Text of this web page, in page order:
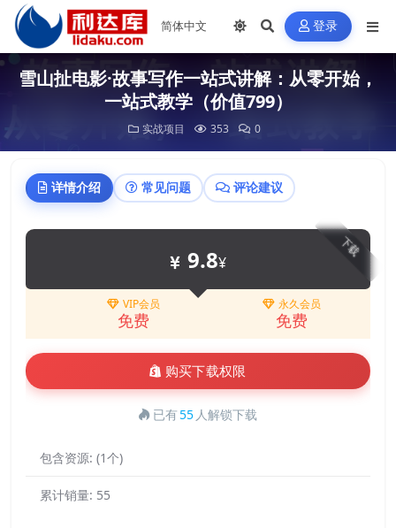
登录
雪山扯电影·故事写作一站式讲解：从零开始，
一站式教学（价值799）
实战项目 353 0
详情介绍 常见问题 评论建议
下载
9.8¥
VIP会员
免费
永久会员
免费
购买下载权限
已有55 人解锁下载
包含资源: (1个)
累计销量: 55